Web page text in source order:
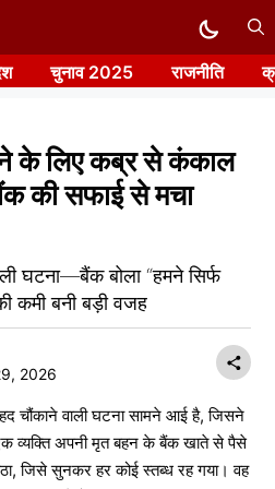
चुनाव 2025 राजनीति
के लिए कब्र से कंकाल
की सफाई से मचा
घटना—बैंक बोला “हमने सिर्फ
कमी बनी बड़ी वजह
2026
वाली घटना सामने आई है, जिसने
व्यक्ति अपनी मृत बहन के बैंक खाते से पैसे
जिसे सुनकर हर कोई स्तब्ध रह गया। वह